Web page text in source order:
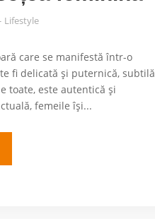
Lifestyle
care se manifestă într-o
fi delicată și puternică, subtilă
toate, este autentică și
femeile își...